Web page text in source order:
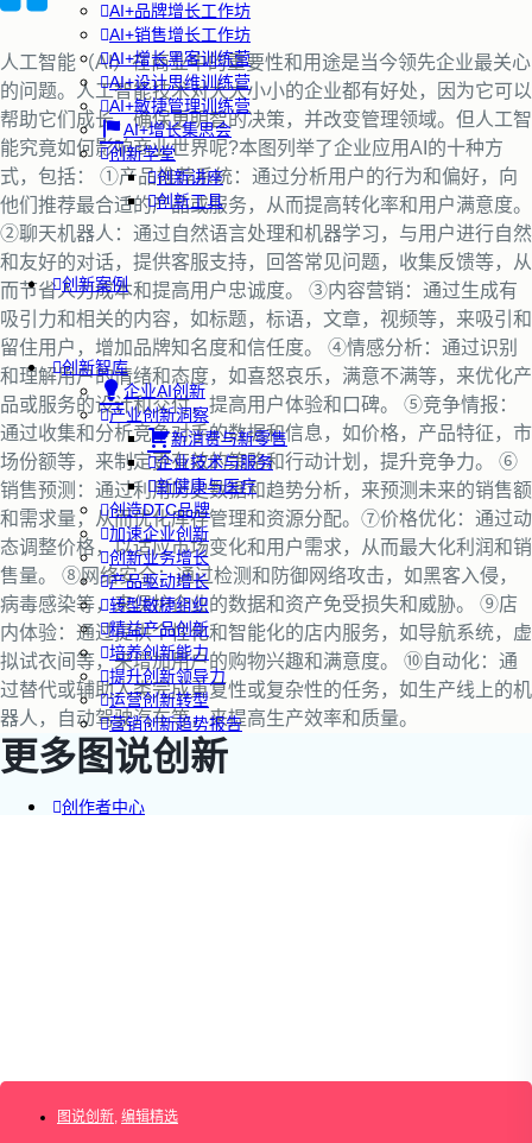
AI+品牌增长工作坊
AI+销售增长工作坊
AI+增长黑客训练营
AI+设计思维训练营
AI+敏捷管理训练营
AI+增长集思会
创新学堂
创新讲座
创新工具
创新案例
创新智库
企业AI创新
产业创新洞察
新消费与新零售
企业技术与服务
新健康与医疗
创造DTC品牌
加速企业创新
创新业务增长
产品驱动增长
转型敏捷组织
精益产品创新
培养创新能力
提升创新领导力
运营创新转型
营销创新趋势报告
创作者中心
人工智能（AI）在商业中的重要性和用途是当今领先企业最关心
的问题。人工智能技术对大大小小的企业都有好处，因为它可以
帮助它们成长，确保更明智的决策，并改变管理领域。但人工智
能究竟如何影响商业世界呢?本图列举了企业应用AI的十种方
式，包括： ①产品推荐系统：通过分析用户的行为和偏好，向
他们推荐最合适的产品或服务，从而提高转化率和用户满意度。
②聊天机器人：通过自然语言处理和机器学习，与用户进行自然
和友好的对话，提供客服支持，回答常见问题，收集反馈等，从
而节省人力成本和提高用户忠诚度。 ③内容营销：通过生成有
吸引力和相关的内容，如标题，标语，文章，视频等，来吸引和
留住用户，增加品牌知名度和信任度。 ④情感分析：通过识别
和理解用户的情绪和态度，如喜怒哀乐，满意不满等，来优化产
品或服务的设计和交付，提高用户体验和口碑。 ⑤竞争情报：
通过收集和分析竞争对手的数据和信息，如价格，产品特征，市
场份额等，来制定更有效的策略和行动计划，提升竞争力。 ⑥
销售预测：通过利用历史数据和趋势分析，来预测未来的销售额
和需求量，从而优化库存管理和资源分配。⑦价格优化：通过动
态调整价格，以适应市场变化和用户需求，从而最大化利润和销
售量。 ⑧网络安全：通过检测和防御网络攻击，如黑客入侵，
病毒感染等，来保护企业的数据和资产免受损失和威胁。 ⑨店
内体验：通过提供个性化和智能化的店内服务，如导航系统，虚
拟试衣间等，来增加用户的购物兴趣和满意度。 ⑩自动化：通
过替代或辅助人类完成重复性或复杂性的任务，如生产线上的机
器人，自动驾驶汽车等，来提高生产效率和质量。
更多图说创新
图说创新, 编辑精选